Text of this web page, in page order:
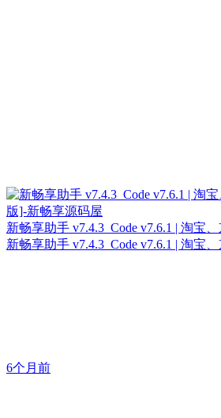
新畅享助手 v7.4.3_Code v7.6.1 | 淘宝
新畅享助手 v7.4.3_Code v7.6.1 | 淘宝
6个月前